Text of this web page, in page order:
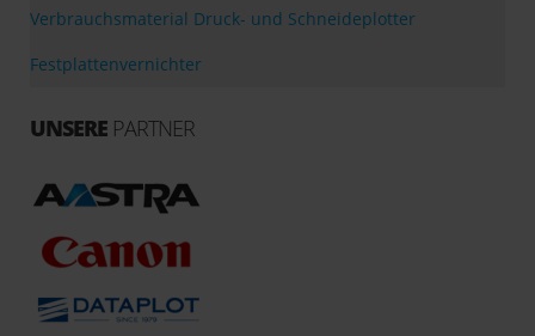
Verbrauchsmaterial Druck- und Schneideplotter
Festplattenvernichter
UNSERE PARTNER